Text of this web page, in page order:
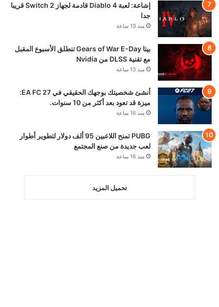
إشاعة: لعبة Diablo 4 قادمة لجهاز Switch 2 قريبا
جدا
منذ 13 ساعة
بيتا Gears of War E-Day تنطلق الأسبوع المقبل
مع تقنية DLSS من Nvidia
منذ 13 ساعة
أنشئ شخصيتك بوجهك الحقيقي في EA FC 27:
ميزة قد تعود بعد أكثر من 10 سنوات.
منذ 16 ساعة
PUBG تمنح اللاعبين 95 ألف دولار لتطوير أطوار
لعب جديدة من صنع المجتمع
منذ 16 ساعة
تحميل المزيد